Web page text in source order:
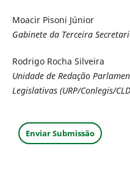
Moacir Pisoni Júnior
Gabinete da Terceira
Rodrigo Rocha Silveira
Unidade de Redação
Legislativas (URP/Conlegis/
Enviar Submissão